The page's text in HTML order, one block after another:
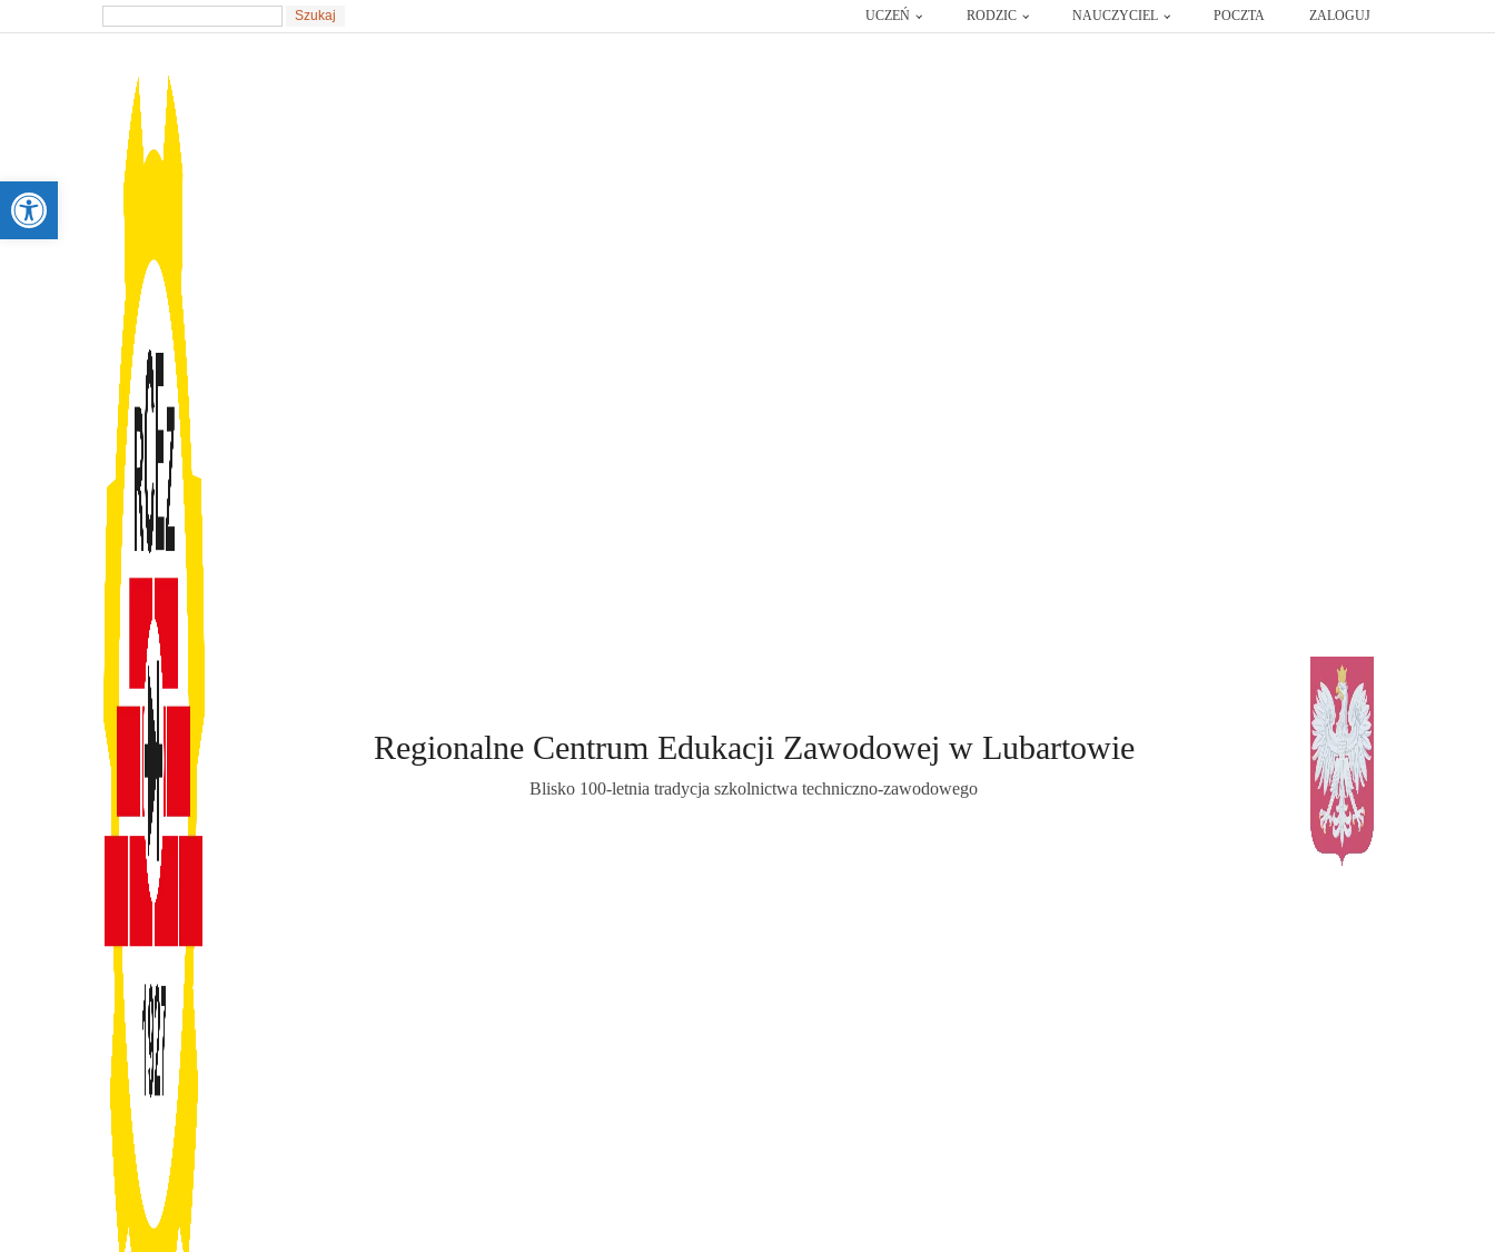
UCZEŃ RODZIC NAUCZYCIEL POCZTA ZALOGUJ
Regionalne Centrum Edukacji Zawodowej w Lubartowie
Blisko 100-letnia tradycja szkolnictwa techniczno-zawodowego
Otwórz pasek narzędzi